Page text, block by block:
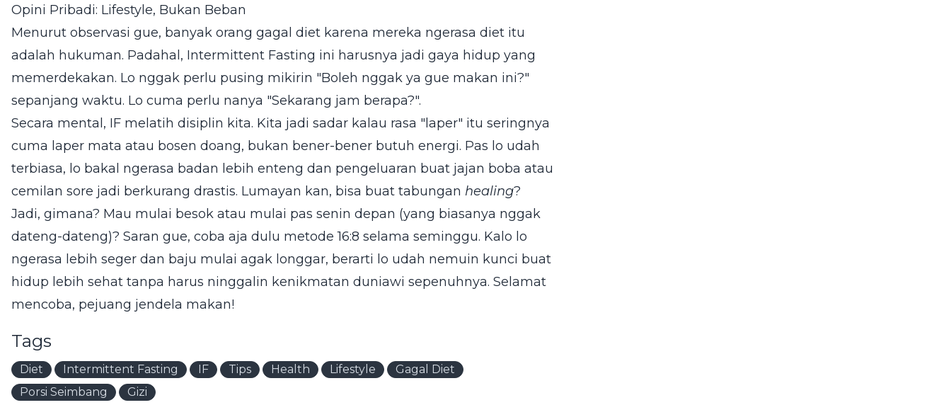
Opini Pribadi: Lifestyle, Bukan Beban
Menurut observasi gue, banyak orang gagal diet karena mereka ngerasa diet itu
adalah hukuman. Padahal, Intermittent Fasting ini harusnya jadi gaya hidup yang
memerdekakan. Lo nggak perlu pusing mikirin "Boleh nggak ya gue makan ini?"
sepanjang waktu. Lo cuma perlu nanya "Sekarang jam berapa?".
Secara mental, IF melatih disiplin kita. Kita jadi sadar kalau rasa "laper" itu seringnya
cuma laper mata atau bosen doang, bukan bener-bener butuh energi. Pas lo udah
terbiasa, lo bakal ngerasa badan lebih enteng dan pengeluaran buat jajan boba atau
cemilan sore jadi berkurang drastis. Lumayan kan, bisa buat tabungan healing?
Jadi, gimana? Mau mulai besok atau mulai pas senin depan (yang biasanya nggak
dateng-dateng)? Saran gue, coba aja dulu metode 16:8 selama seminggu. Kalo lo
ngerasa lebih seger dan baju mulai agak longgar, berarti lo udah nemuin kunci buat
hidup lebih sehat tanpa harus ninggalin kenikmatan duniawi sepenuhnya. Selamat
mencoba, pejuang jendela makan!
Tags
Diet Intermittent Fasting IF Tips Health Lifestyle
Gagal Diet
Porsi Seimbang
Gizi